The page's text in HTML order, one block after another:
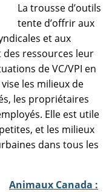
La trousse d’outils
tente d’offrir aux
et aux
ressources leur
de VC/VPI en
les milieux de
les propriétaires
Elle est utile
et les milieux
dans tous les
Animaux Canada :